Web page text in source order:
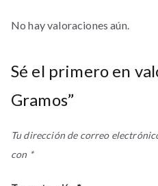
No hay valoraciones aún.
Sé el primero en
Gramos”
Tu dirección de correo
con *